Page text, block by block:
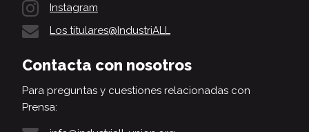
Instagram
Los titulares@IndustriALL
Contacta con nosotros
Para preguntas y cuestiones relacionadas con
Prensa: